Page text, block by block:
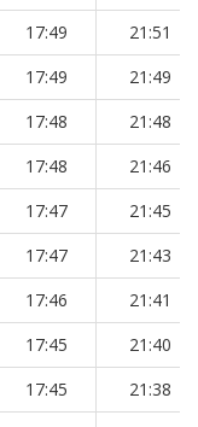
17:49
21:51
17:49
21:49
17:48
21:48
17:48
21:46
17:47
21:45
17:47
21:43
17:46
21:41
17:45
21:40
17:45
21:38